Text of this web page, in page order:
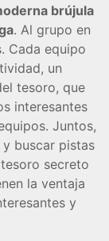
brújula
. Al grupo en
Cada equipo
un
tesoro, que
interesantes
Juntos,
buscar pistas
secreto
la ventaja
y